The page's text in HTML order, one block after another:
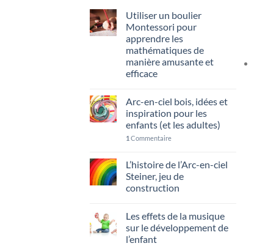
Utiliser un boulier
Montessori pour
apprendre les
mathématiques de
manière amusante et
efficace
Arc-en-ciel bois, idées et
inspiration pour les
enfants (et les adultes)
1 Commentaire
L’histoire de l’Arc-en-ciel
Steiner, jeu de
construction
Les effets de la musique
sur le développement de
l’enfant